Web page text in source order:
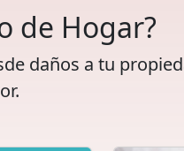
de Hogar?
daños a tu